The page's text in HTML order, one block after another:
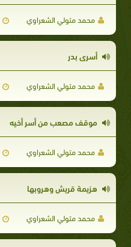
محمد متولي الشعراوي
أسرى بدر
محمد متولي الشعراوي
موقف مصعب من أسر أخيه
محمد متولي الشعراوي
هزيمة قريش وهروبها
محمد متولي الشعراوي